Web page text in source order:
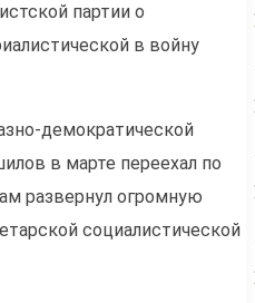
партии о
в войну
демократической
в марте переехал по
развернул огромную
социалистической